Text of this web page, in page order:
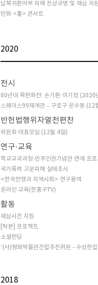
납북귀환어부 피해 진상규명 및 재심 지원
만화 <홀> 콘서트
2020
전시
80년대 목판화전: 손기환·이기정
스페이스99재개관 – 구로구 온수동 (12
반헌법행위자열전편찬
위원회 대표모임 (12월 4일)
연구·교육
학교교과과정-민주인권기념관 연계 프
국가폭력 고문피해 실태조사
<한국전쟁과 지역사회> 연구용역
온라인 교육(한홍구TV)
활동
재심사건 지원
[탁본] 프로젝트
소셜펀딩
‘(사)평화박물관건립추진위원 - 수상한
2018